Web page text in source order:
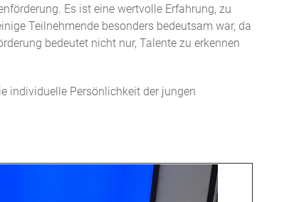
Es ist eine wertvolle Erfahrung, zu
Teilnehmende besonders bedeutsam war, da
bedeutet nicht nur, Talente zu erkennen
individuelle Persönlichkeit der jungen